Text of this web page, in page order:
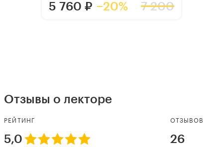
5 760 ₽ −20% 7 200
Отзывы о лекторе
РЕЙТИНГ
5,0
ОТЗЫВОВ
26